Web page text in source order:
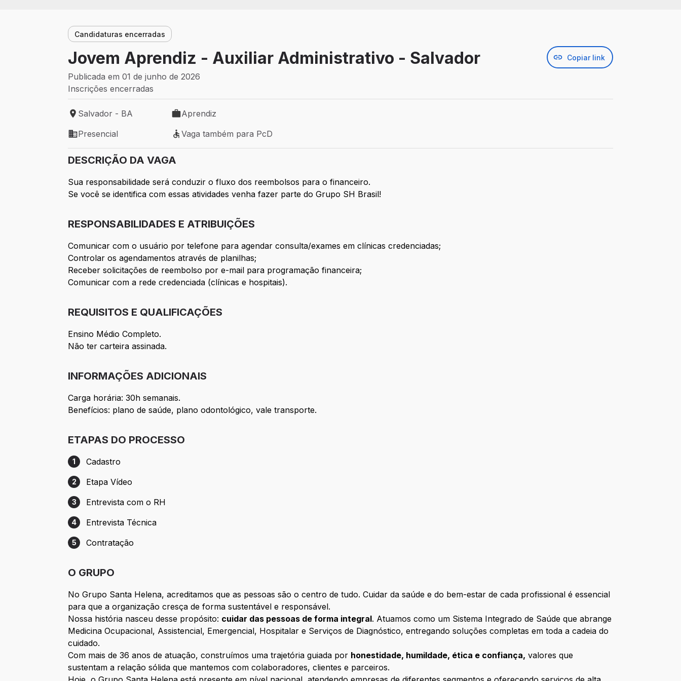
Candidaturas encerradas
Jovem Aprendiz - Auxiliar Administrativo - Salvador Copiar link
Publicada em 01 de junho de 2026
Inscrições encerradas
Local de trabalho: Salvador - BA
Salvador - BA
Tipo de vaga: Aprendiz
Aprendiz
Modelo de trabalho: Presencial
Presencial
Vaga também para PcD
Vaga também para PcD
DESCRIÇÃO DA VAGA
Sua responsabilidade será conduzir o fluxo dos reembolsos para o financeiro.
Se você se identifica com essas atividades venha fazer parte do Grupo SH Brasil!
RESPONSABILIDADES E ATRIBUIÇÕES
Comunicar com o usuário por telefone para agendar consulta/exames em clínicas credenciadas;
Controlar os agendamentos através de planilhas;
Receber solicitações de reembolso por e-mail para programação financeira;
Comunicar com a rede credenciada (clínicas e hospitais).
REQUISITOS E QUALIFICAÇÕES
Ensino Médio Completo.
Não ter carteira assinada.
INFORMAÇÕES ADICIONAIS
Carga horária: 30h semanais.
Benefícios: plano de saúde, plano odontológico, vale transporte.
ETAPAS DO PROCESSO
Etapa 1: Cadastro
1 Cadastro
Etapa 2: Etapa Vídeo
2 Etapa Vídeo
Etapa 3: Entrevista com o RH
3 Entrevista com o RH
Etapa 4: Entrevista Técnica
4 Entrevista Técnica
Etapa 5: Contratação
5 Contratação
O GRUPO
No Grupo Santa Helena, acreditamos que as pessoas são o centro de tudo. Cuidar da saúde e do bem-estar de cada profissional é essencial
para que a organização cresça de forma sustentável e responsável.
Nossa história nasceu desse propósito: cuidar das pessoas de forma integral. Atuamos como um Sistema Integrado de Saúde que abrange
Medicina Ocupacional, Assistencial, Emergencial, Hospitalar e Serviços de Diagnóstico, entregando soluções completas em toda a cadeia do
cuidado.
Com mais de 36 anos de atuação, construímos uma trajetória guiada por honestidade, humildade, ética e confiança, valores que
sustentam a relação sólida que mantemos com colaboradores, clientes e parceiros.